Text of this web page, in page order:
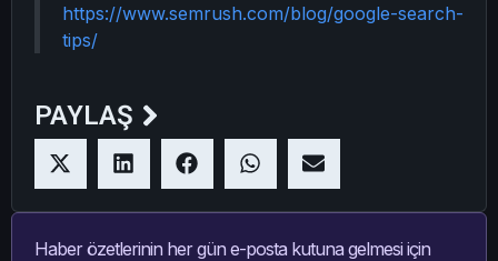
https://www.semrush.com/blog/google-search-
tips/
PAYLAŞ
Haber özetlerinin her gün e-posta kutuna gelmesi için